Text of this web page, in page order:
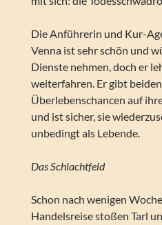
Die Anführerin und Kur-
Venna ist sehr schön und
Dienste nehmen, doch er
weiterfahren. Er gibt
Überlebenschancen auf
und ist sicher, sie
unbedingt als Lebende.
Das Schlachtfeld
Schon nach wenigen
Handelsreise stoßen Tarl